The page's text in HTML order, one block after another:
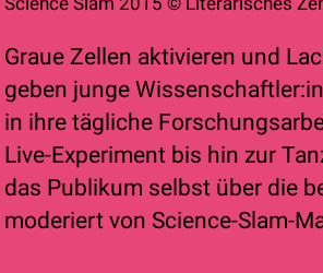
Graue Zellen aktivieren und
geben junge
in ihre tägliche
Live-Experiment bis hin zur
das Publikum selbst über die
moderiert von Science­-Slam-